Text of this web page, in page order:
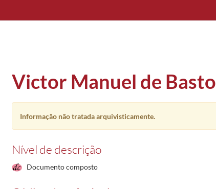
04
02-04
04
31/1955-02-04
Victor Manuel de
Informação não tratada arquivisticamente.
Nível de descrição
Documento composto